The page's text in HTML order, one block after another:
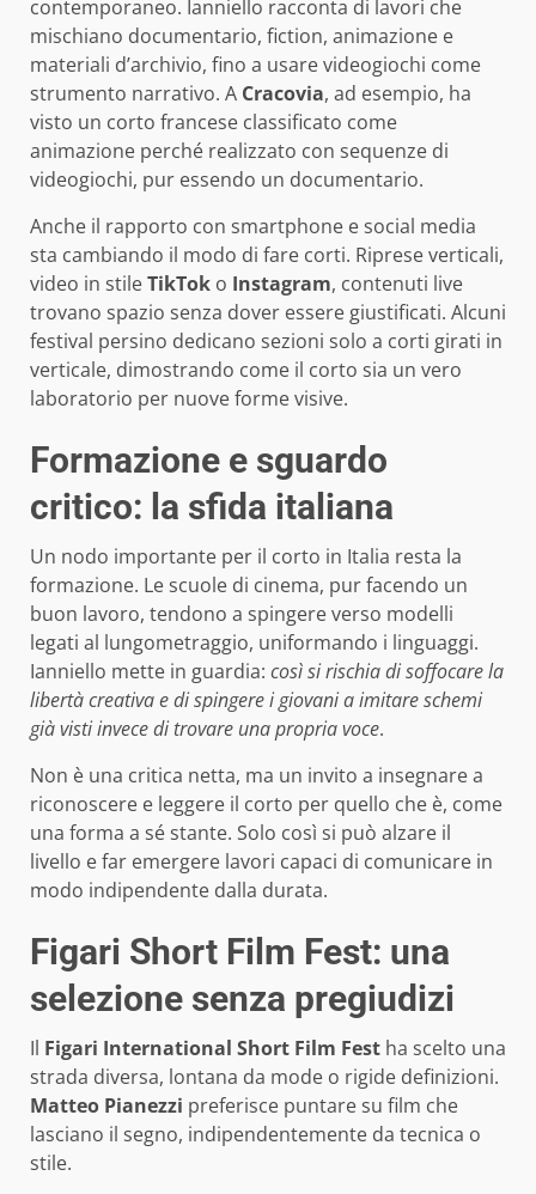
contemporaneo. Ianniello racconta di lavori che
mischiano documentario, fiction, animazione e
materiali d’archivio, fino a usare videogiochi come
strumento narrativo. A Cracovia, ad esempio, ha
visto un corto francese classificato come
animazione perché realizzato con sequenze di
videogiochi, pur essendo un documentario.
Anche il rapporto con smartphone e social media
sta cambiando il modo di fare corti. Riprese verticali,
video in stileTikTok o Instagram, contenuti live
trovano spazio senza dover essere giustificati. Alcuni
festival persino dedicano sezioni solo a corti girati in
verticale, dimostrando come il corto sia un vero
laboratorio per nuove forme visive.
Formazione e sguardo
critico: la sfida italiana
Un nodo importante per il corto in Italia resta la
formazione. Le scuole di cinema, pur facendo un
buon lavoro, tendono a spingere verso modelli
legati al lungometraggio, uniformando i linguaggi.
Ianniello mette in guardia: così si rischia di soffocare la
libertà creativa e di spingere i giovani a imitare schemi
già visti invece di trovare una propria voce.
Non è una critica netta, ma un invito a insegnare a
riconoscere e leggere il corto per quello che è, come
una forma a sé stante. Solo così si può alzare il
livello e far emergere lavori capaci di comunicare in
modo indipendente dalla durata.
Figari Short Film Fest: una
selezione senza pregiudizi
Il Figari International Short Film Fest ha scelto una
strada diversa, lontana da mode o rigide definizioni.
Matteo Pianezzi preferisce puntare su film che
lasciano il segno, indipendentemente da tecnica o
stile.